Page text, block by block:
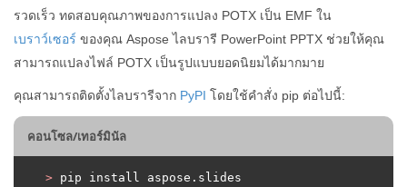
รวดเร็ว ทดสอบคุณภาพของการแปลง POTX เป็น EMF ใน
เบราว์เซอร์ ของคุณ Aspose ไลบรารี PowerPoint PPTX ช่วยให้คุณ
สามารถแปลงไฟล์ POTX เป็นรูปแบบยอดนิยมได้มากมาย
คุณสามารถติดตั้งไลบรารีจาก PyPI โดยใช้คำสั่ง pip ต่อไปนี้:
คอนโซล/เทอร์มินัล
> pip install aspose.slides